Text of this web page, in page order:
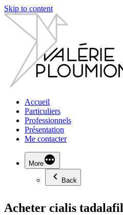
Skip to content
Accueil
Particuliers
Professionnels
Présentation
Me contacter
More
Back
Acheter cialis tadalafil